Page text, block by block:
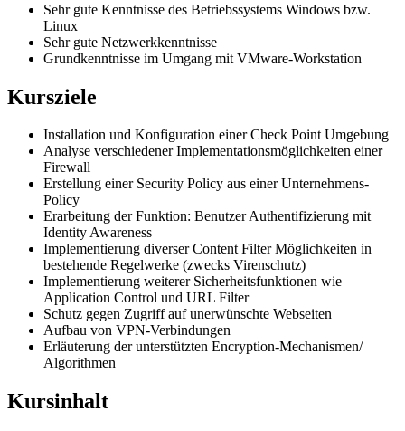
Sehr gute Kenntnisse des Betriebssystems Windows bzw.
Linux
Sehr gute Netzwerkkenntnisse
Grundkenntnisse im Umgang mit VMware-Workstation
Kursziele
Installation und Konfiguration einer Check Point Umgebung
Analyse verschiedener Implementationsmöglichkeiten einer
Firewall
Erstellung einer Security Policy aus einer Unternehmens-
Policy
Erarbeitung der Funktion: Benutzer Authentifizierung mit
Identity Awareness
Implementierung diverser Content Filter Möglichkeiten in
bestehende Regelwerke (zwecks Virenschutz)
Implementierung weiterer Sicherheitsfunktionen wie
Application Control und URL Filter
Schutz gegen Zugriff auf unerwünschte Webseiten
Aufbau von VPN-Verbindungen
Erläuterung der unterstützten Encryption-Mechanismen/
Algorithmen
Kursinhalt